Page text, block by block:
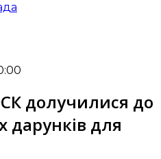
долучилися до
дарунків для